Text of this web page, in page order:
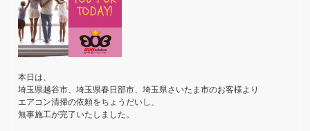
本日は、
埼玉県越谷市、埼玉県春日部市、埼玉県さいたま市のお客様より
エアコン清掃の依頼をちょうだいし、
無事施工が完了いたしました。